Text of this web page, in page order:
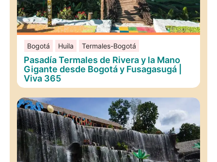
Bogotá Huila Termales-Bogotá
Pasadía Termales de Rivera y la Mano
Gigante desde Bogotá y Fusagasugá |
Viva 365